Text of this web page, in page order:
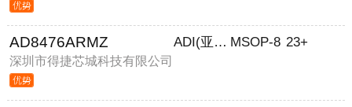
AD8476ARMZ
深圳市得捷芯城科技有限公司
ADI(亚德诺) MSOP-8 23+